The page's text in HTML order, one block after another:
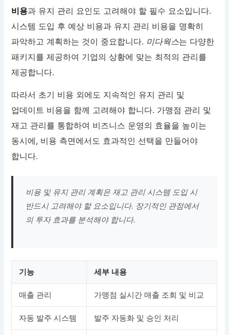
비용과 유지 관리 요인도 고려해야 할 필수 요소입니다.
시스템 도입 후 예상 비용과 유지 관리 비용을 명확히
파악하고 계획하는 것이 중요합니다. 미다웍스는 다양한
패키지를 제공하여 기업의 상황에 맞는 최적의 관리를
제공합니다.
따라서 초기 비용 외에도 지속적인 유지 관리 및
업데이트 비용을 함께 고려해야 합니다. 가맹점 관리 및
재고 관리를 통합하여 비즈니스 운영의 효율을 높이는
동시에, 비용 측면에서도 효과적인 선택을 만들어야
합니다.
비용 및 유지 관리 계획은 재고 관리 시스템 도입 시
반드시 고려해야 할 요소입니다. 장기적인 관점에서
의 투자 효과를 분석해야 합니다.
기능 세부 내용
매출 관리 가맹점 실시간 매출 조회 및 비교
자동 발주 시스템 발주 자동화 및 승인 처리